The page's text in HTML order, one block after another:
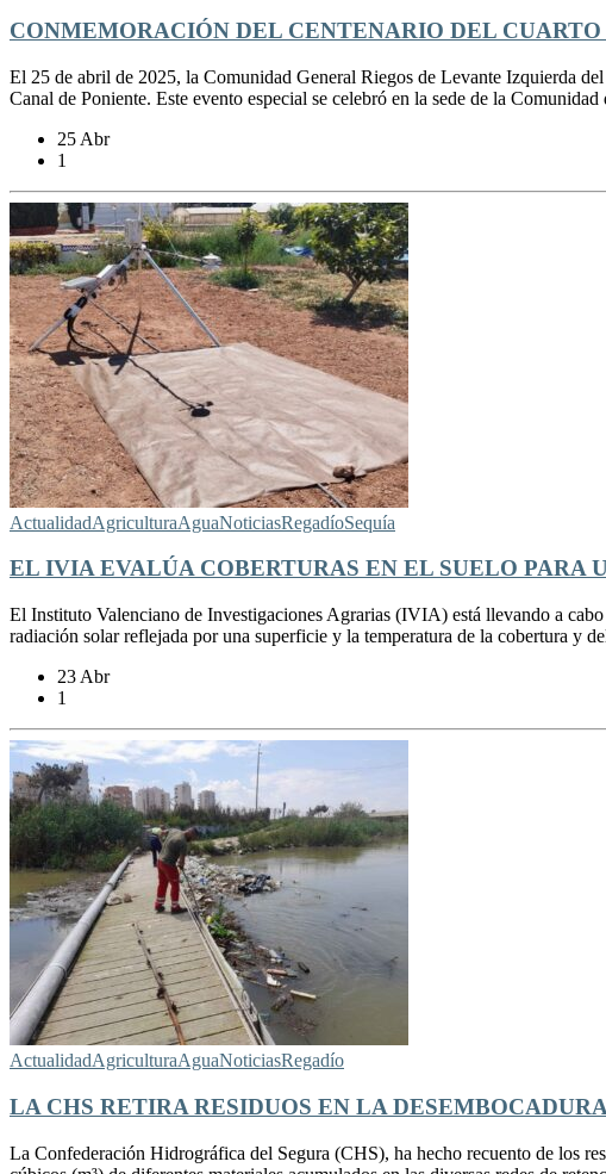
CONMEMORACIÓN DEL CENTENARIO DEL
El 25 de abril de 2025, la Comunidad General Riegos de Levante Izquierda
Canal de Poniente. Este evento especial se celebró en la sede de la
25 Abr
1
ActualidadAgriculturaAguaNoticiasRegadíoSequía
EL IVIA EVALÚA COBERTURAS EN EL SUELO PARA
El Instituto Valenciano de Investigaciones Agrarias (IVIA) está llevando a
radiación solar reflejada por una superficie y la temperatura de la cobertura y
23 Abr
1
ActualidadAgriculturaAguaNoticiasRegadío
LA CHS RETIRA RESIDUOS EN LA
La Confederación Hidrográfica del Segura (CHS), ha hecho recuento de los